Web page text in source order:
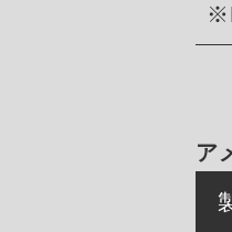
ア